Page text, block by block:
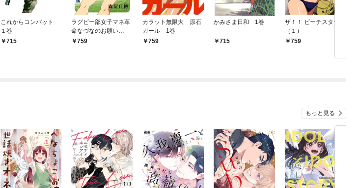
これからコンバット
１巻
715
ラグビー部女子マネ革
命なづなのお願い
っ！！ 1巻
759
カラット無限大 原石
ガール 1巻
759
かみさま日和 1巻
715
ザ！！ ビーチスターズ
（１）
759
もっと見る